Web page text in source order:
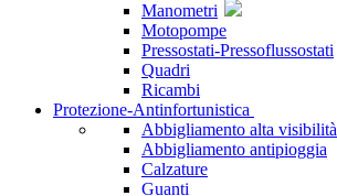
Manometri
Motopompe
Pressostati-Pressoflussostati
Quadri
Ricambi
Protezione-Antinfortunistica
Abbigliamento alta visibilità
Abbigliamento antipioggia
Calzature
Guanti